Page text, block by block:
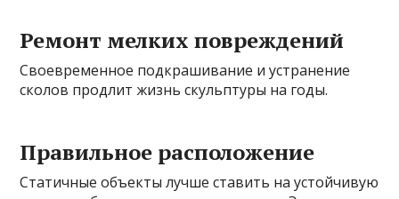
Ремонт мелких повреждений
Своевременное подкрашивание и устранение
сколов продлит жизнь скульптуры на годы.
Правильное расположение
Статичные объекты лучше ставить на устойчивую